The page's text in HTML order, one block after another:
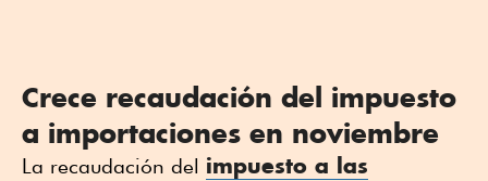
Crece recaudación del impuesto
a importaciones en noviembre
La recaudación del impuesto a las